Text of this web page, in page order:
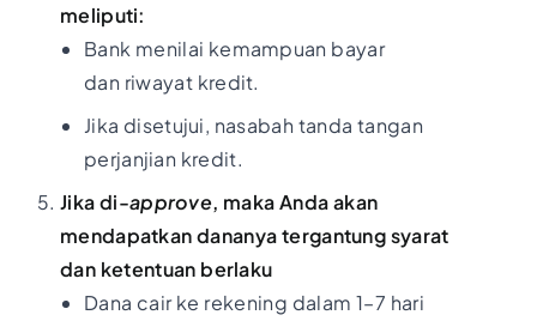
meliputi:
Bank menilai kemampuan bayar
dan riwayat kredit.
Jika disetujui, nasabah tanda tangan
perjanjian kredit.
Jika di-approve, maka Anda akan
mendapatkan dananya tergantung syarat
dan ketentuan berlaku
Dana cair ke rekening dalam 1–7 hari